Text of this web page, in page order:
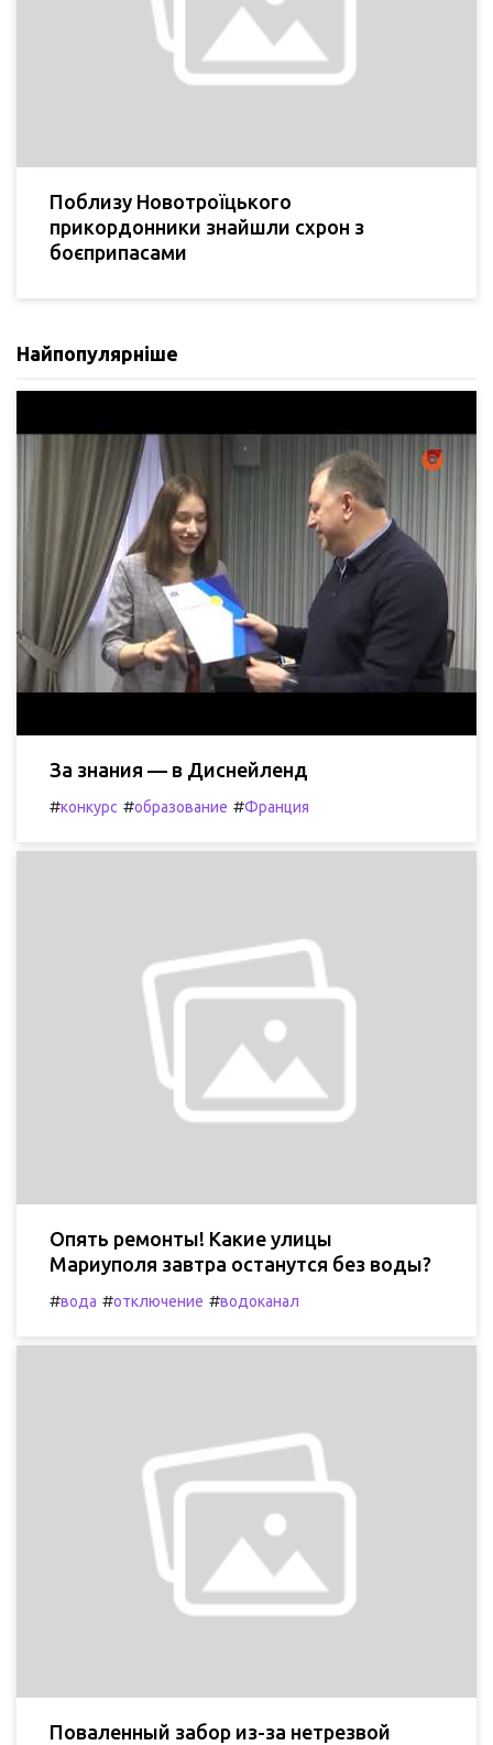
Поблизу Новотроїцького
прикордонники знайшли схрон з
боєприпасами
Найпопулярніше
За знания — в Диснейленд
#конкурс #образование #Франция
Опять ремонты! Какие улицы
Мариуполя завтра останутся без воды?
#вода #отключение #водоканал
Поваленный забор из-за нетрезвой